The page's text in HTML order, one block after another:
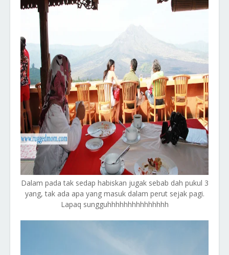
Dalam pada tak sedap habiskan jugak sebab dah pukul 3
yang, tak ada apa yang masuk dalam perut sejak pagi.
Lapaq sungguhhhhhhhhhhhhhhh